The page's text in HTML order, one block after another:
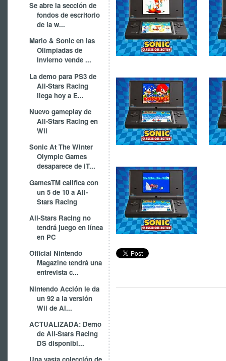
Se abre la sección de
fondos de escritorio
de la w...
Mario & Sonic en las
Olimpiadas de
Invierno vende ...
La demo para PS3 de
All-Stars Racing
llega hoy a E...
Nuevo gameplay de
All-Stars Racing en
Wii
Sonic At The Winter
Olympic Games
desaparece de iT...
GamesTM califica con
un 5 de 10 a All-
Stars Racing
All-Stars Racing no
tendrá juego en línea
en PC
Official Nintendo
Magazine tendrá una
entrevista c...
Nintendo Acción le da
un 92 a la versión
Wii de Al...
ACTUALIZADA: Demo
de All-Stars Racing
DS disponibl...